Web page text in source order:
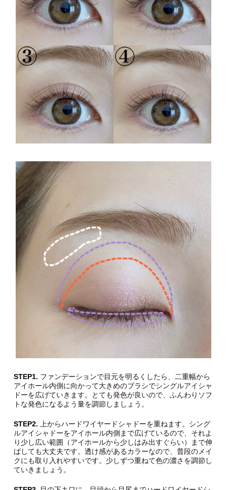
STEP1. ファンデーションで目元を明るくしたら、二重幅から
アイホール内側に向かって大きめのブラシでシングルアイシャ
ドーを広げていきます。とても発色が良いので、ふんわりソフ
トな発色になるよう量を調節しましょう。
STEP2. 上からハードワイヤードシャドーを重ねます。シング
ルアイシャドーをアイホール内側まで広げているので、それよ
り少し広い範囲（アイホールから少しはみ出すぐらい）まで伸
ばしても大丈夫です。透け感があるカラーなので、普段のメイ
クにも取り入れやすいです。少しずつ重ねて色の濃さを調節し
ていきましょう。